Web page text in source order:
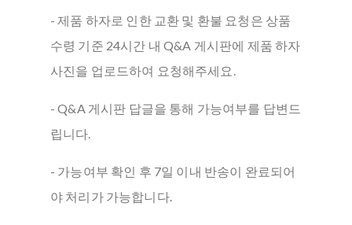
- 제품 하자로 인한 교환 및 환불 요청은 상품
수령 기준 24시간 내 Q&A 게시판에 제품 하자
사진을 업로드하여 요청해주세요.
- Q&A 게시판 답글을 통해 가능여부를 답변드
립니다.
- 가능여부 확인 후 7일 이내 반송이 완료되어
야 처리가 가능합니다.